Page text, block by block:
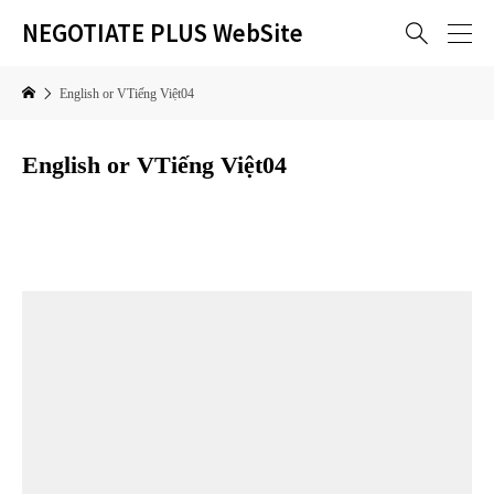
NEGOTIATE PLUS WebSite 
English or VTiếng Việt04
English or VTiếng Việt04